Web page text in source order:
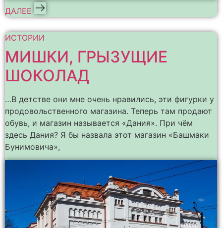
ДАЛЕЕ
ИСТОРИИ
МИШКИ, ГРЫЗУЩИЕ
ШОКОЛАД
…В детстве они мне очень нравились, эти фигурки у
продовольственного магазина. Теперь там продают
обувь, и магазин называется «Дания». При чём
здесь Дания? Я бы назвала этот магазин «Башмаки
Бунимовича»,